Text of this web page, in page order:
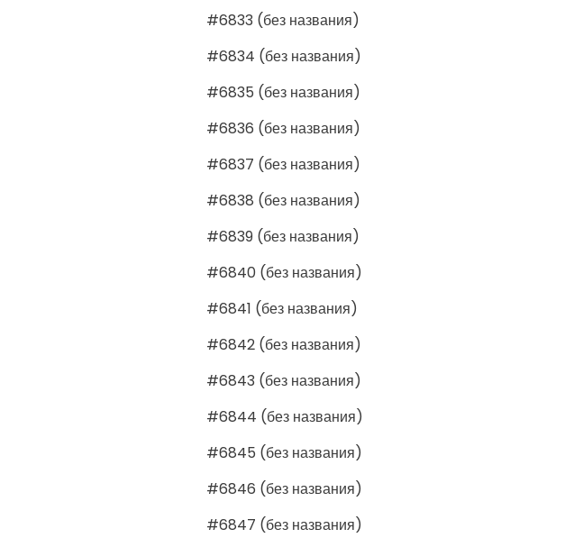
#6833 (без названия)
#6834 (без названия)
#6835 (без названия)
#6836 (без названия)
#6837 (без названия)
#6838 (без названия)
#6839 (без названия)
#6840 (без названия)
#6841 (без названия)
#6842 (без названия)
#6843 (без названия)
#6844 (без названия)
#6845 (без названия)
#6846 (без названия)
#6847 (без названия)